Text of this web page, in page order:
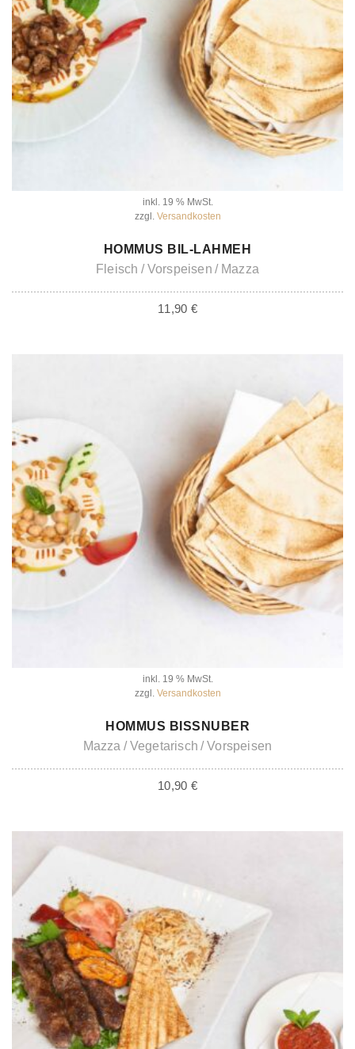
inkl. 19 % MwSt.
zzgl. Versandkosten
IN DEN WARENKORB
HOMMUS BIL-LAHMEH
Fleisch
Vorspeisen Mazza
11,90 €
inkl. 19 % MwSt.
zzgl. Versandkosten
IN DEN WARENKORB
HOMMUS BISSNUBER
Mazza
Vegetarisch Vorspeisen
10,90 €